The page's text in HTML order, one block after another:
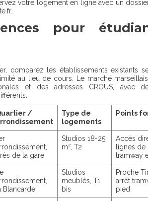
votre logement en ligne avec un
pour
comparez les établissements existants
au lieu de cours. Le marché
et des adresses CROUS, avec
/
Type de
logements
Points
de la gare
Studios 18-25
m², T2
Accès
lignes de
tramway
Blancarde
Studios
meublés, T1
bis
Proche
arrêt
pied